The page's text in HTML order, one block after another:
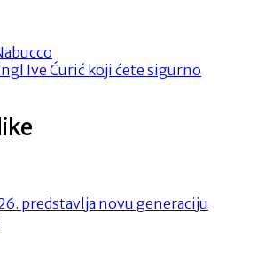
Ive Ćurić koji ćete sigurno
predstavlja novu generaciju